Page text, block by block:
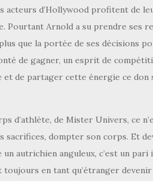
acteurs d’Hollywood profitent de
Pourtant Arnold a su prendre ses
que la portée de ses décisions
de gagner, un esprit de
et de partager cette énergie ce
d’athlète, de Mister Univers, ce
sacrifices, dompter son corps. Et
un autrichien anguleux, c’est un
en tant qu’étranger